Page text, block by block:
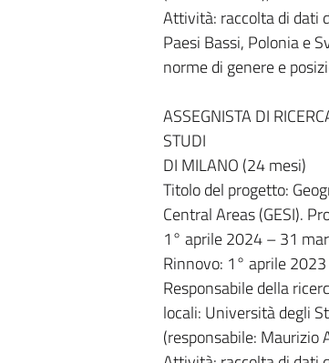
Attività: raccolta di dati
Paesi Bassi, Polonia e
norme di genere e
ASSEGNISTA DI
STUDI
DI MILANO (24 mesi)
Titolo del progetto:
Central Areas (GESI).
1° aprile 2024 – 31
Rinnovo: 1° aprile
Responsabile della
locali: Università degli
(responsabile: Maurizio